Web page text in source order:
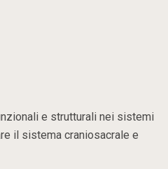
e strutturali nei sistemi
il sistema craniosacrale e